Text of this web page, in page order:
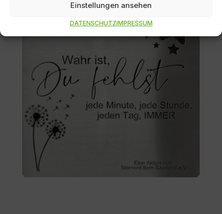
Einstellungen ansehen
DATENSCHUTZIMPRESSUM